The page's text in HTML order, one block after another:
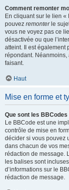
Comment remonter
En cliquant sur le lien
pouvez remonterle
vous ne voyez pas ce
désactivée ou que
atteint. Il est également
répondant. Néanmoins,
faisant.
Haut
Mise en forme et
Que sont les BBCodes
Le BBCode est une
contrôle de mise en
décider si vous pouvez
dans chacun de vos
rédaction de message.
les balises sont
d’informations sur le
rédaction de message.